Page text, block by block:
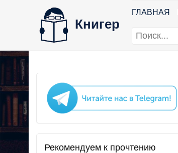
Книгер
ГЛАВНАЯ
Рекомендуем к прочтению